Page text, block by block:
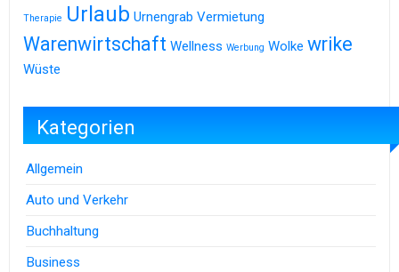
Therapie Urlaub Urnengrab Vermietung
Warenwirtschaft Wellness Werbung Wolke wrike
Wüste
Kategorien
Allgemein
Auto und Verkehr
Buchhaltung
Business